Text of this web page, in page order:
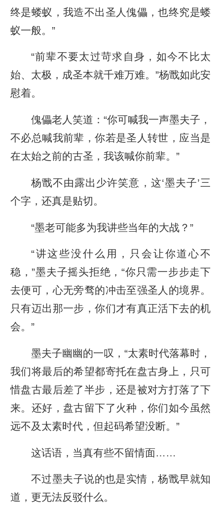
终是蝼蚁，我造不出圣人傀儡，也终究是蝼
蚁一般。”
“前辈不要太过苛求自身，如今不比太
始、太极，成圣本就千难万难。”杨戬如此安
慰着。
傀儡老人笑道：“你可喊我一声墨夫子，
不必总喊我前辈，你若是圣人转世，应当是
在太始之前的古圣，我该喊你前辈。”
杨戬不由露出少许笑意，这‘墨夫子’三
个字，还真是贴切。
“墨老可能多为我讲些当年的大战？”
“讲这些没什么用，只会让你道心不
稳，”墨夫子摇头拒绝，“你只需一步步走下
去便可，心无旁骛的冲击至强圣人的境界。
只有迈出那一步，你们才有真正活下去的机
会。”
墨夫子幽幽的一叹，“太素时代落幕时，
我们将最后的希望都寄托在盘古身上，只可
惜盘古最后差了半步，还是被对方打落了下
来。还好，盘古留下了火种，你们如今虽然
远不及太素时代，但起码希望没断。”
这话语，当真有些不留情面……
不过墨夫子说的也是实情，杨戬早就知
道，更无法反驳什么。